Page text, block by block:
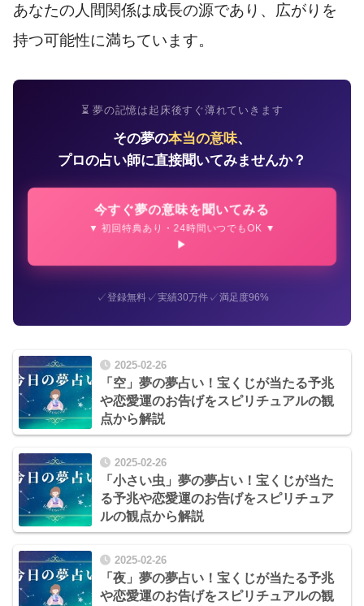
あなたの人間関係は成長の源であり、広がりを
持つ可能性に満ちています。
⏳ 夢の記憶は起床後すぐ薄れていきます
その夢の本当の意味、
プロの占い師に直接聞いてみませんか？
今すぐ夢の意味を聞いてみる
▼ 初回特典あり・24時間いつでもOK ▼
✓登録無料✓実績30万件✓満足度96%
2025-02-26
「空」夢の夢占い！宝くじが当たる予兆
や恋愛運のお告げをスピリチュアルの観
点から解説
2025-02-26
「小さい虫」夢の夢占い！宝くじが当た
る予兆や恋愛運のお告げをスピリチュア
ルの観点から解説
2025-02-26
「夜」夢の夢占い！宝くじが当たる予兆
や恋愛運のお告げをスピリチュアルの観